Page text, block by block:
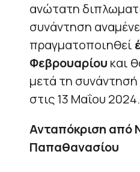
ανώτατη
συνάντηση
πραγματοποιηθεί
Φεβρουαρίου και
μετά τη
στις 13 Μαΐου 2024.
Ανταπόκριση από
Παπαθανασίου